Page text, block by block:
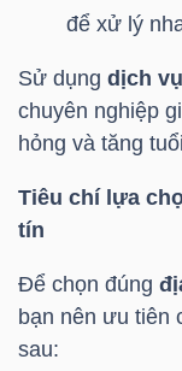
để xử lý
Sử dụng dịch
chuyên nghiệp
hỏng và tăng
Tiêu chí lựa
tín
Để chọn đúng
bạn nên ưu tiên
sau:
DƯƠNG
CÁ
PHÂN